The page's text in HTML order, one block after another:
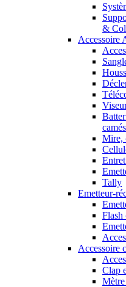
&
Accessoire
Mire,
Tally
Emetteur-
Flash
Accessoire
Clap